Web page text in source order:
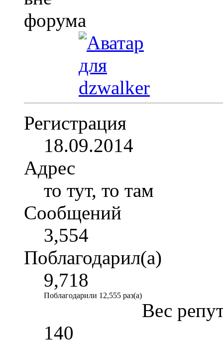
Регистрация
18.09.2014
Адрес
то тут, то там
Сообщений
3,554
Поблагодарил(а)
9,718
Поблагодарили 12,555 раз(а)
Вес
140